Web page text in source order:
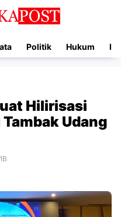
Politik Hukum
Hilirisasi
Udang